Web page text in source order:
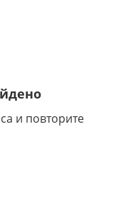
и повторите